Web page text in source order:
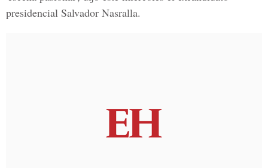
presidencial Salvador Nasralla.